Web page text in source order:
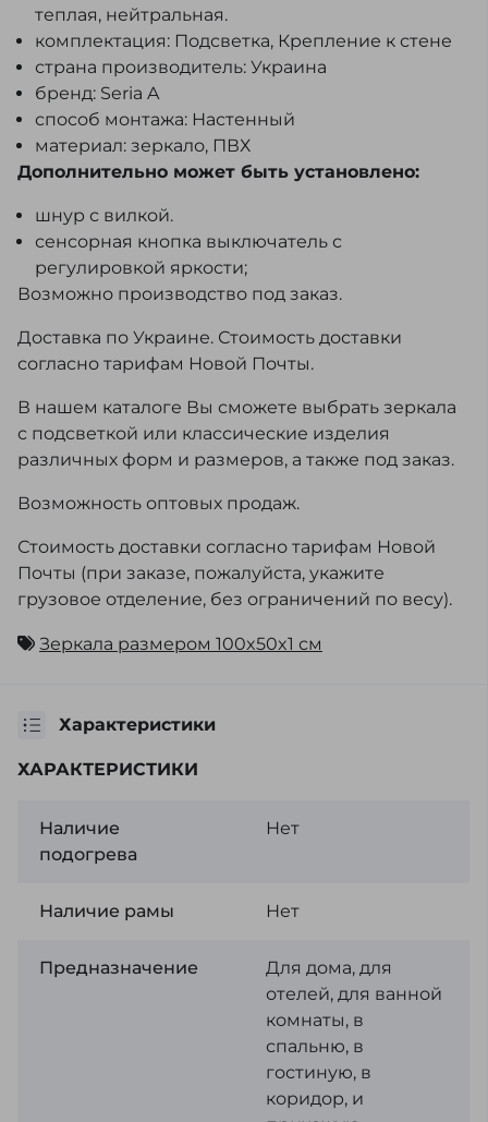
теплая, нейтральная.
комплектация: Подсветка, Крепление к стене
страна производитель: Украина
бренд: Seria A
способ монтажа: Настенный
материал: зеркало, ПВХ
Дополнительно может быть установлено:
шнур с вилкой.
сенсорная кнопка выключатель с
регулировкой яркости;
Возможно производство под заказ.
Доставка по Украине. Стоимость доставки
согласно тарифам Новой Почты.
В нашем каталоге Вы сможете выбрать зеркала
с подсветкой или классические изделия
различных форм и размеров, а также под заказ.
Возможность оптовых продаж.
Стоимость доставки согласно тарифам Новой
Почты (при заказе, пожалуйста, укажите
грузовое отделение, без ограничений по весу).
Зеркала размером 100x50x1 см
Характеристики
ХАРАКТЕРИСТИКИ
Наличие
подогрева
Нет
Наличие рамы Нет
Предназначение
Для дома, для
отелей, для ванной
комнаты, в
спальню, в
гостиную, в
коридор, и